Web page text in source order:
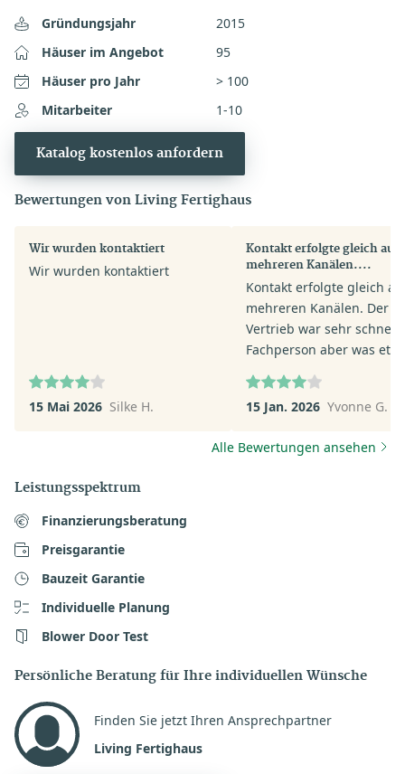
Gründungsjahr
2015
Häuser im Angebot
95
Häuser pro Jahr
> 100
Mitarbeiter
1-10
Katalog kostenlos anfordern
Bewertungen von Living Fertighaus
Wir wurden kontaktiert
Wir wurden kontaktiert
15 Mai 2026 Silke H.
Kontakt erfolgte gleich auf
mehreren Kanälen....
Kontakt erfolgte gleich
mehreren Kanälen. Der
Vertrieb war sehr schnell.
Fachperson aber was
verhalten in ihrer
Wir werden
keinen Termin machen -
Sinn.
15 Jan. 2026 Yvonne G.
Alle Bewertungen ansehen
Leistungsspektrum
Finanzierungsberatung
Preisgarantie
Bauzeit Garantie
Individuelle Planung
Blower Door Test
Persönliche Beratung für Ihre individuellen Wünsche
Finden Sie jetzt Ihren Ansprechpartner
Living Fertighaus